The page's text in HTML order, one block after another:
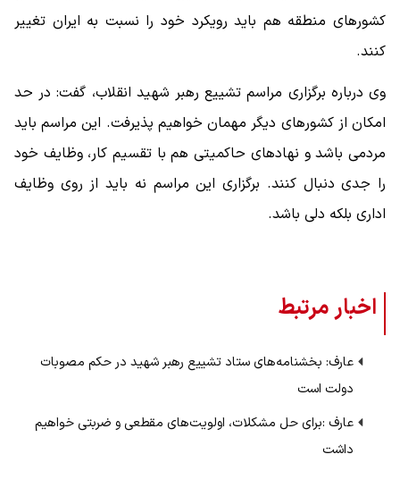
کشورهای منطقه هم باید رویکرد خود را نسبت به ایران تغییر
کنند.
وی درباره برگزاری مراسم تشییع رهبر شهید انقلاب، گفت: در حد
امکان از کشورهای دیگر مهمان خواهیم پذیرفت. این مراسم باید
مردمی باشد و نهادهای حاکمیتی هم با تقسیم کار، وظایف خود
را جدی دنبال کنند. برگزاری این مراسم نه باید از روی وظایف
اداری بلکه دلی باشد.
اخبار مرتبط
عارف: بخشنامه‌های ستاد تشییع رهبر شهید در حکم مصوبات
دولت است
عارف :برای حل مشکلات، اولویت‌های مقطعی و ضربتی خواهیم
داشت